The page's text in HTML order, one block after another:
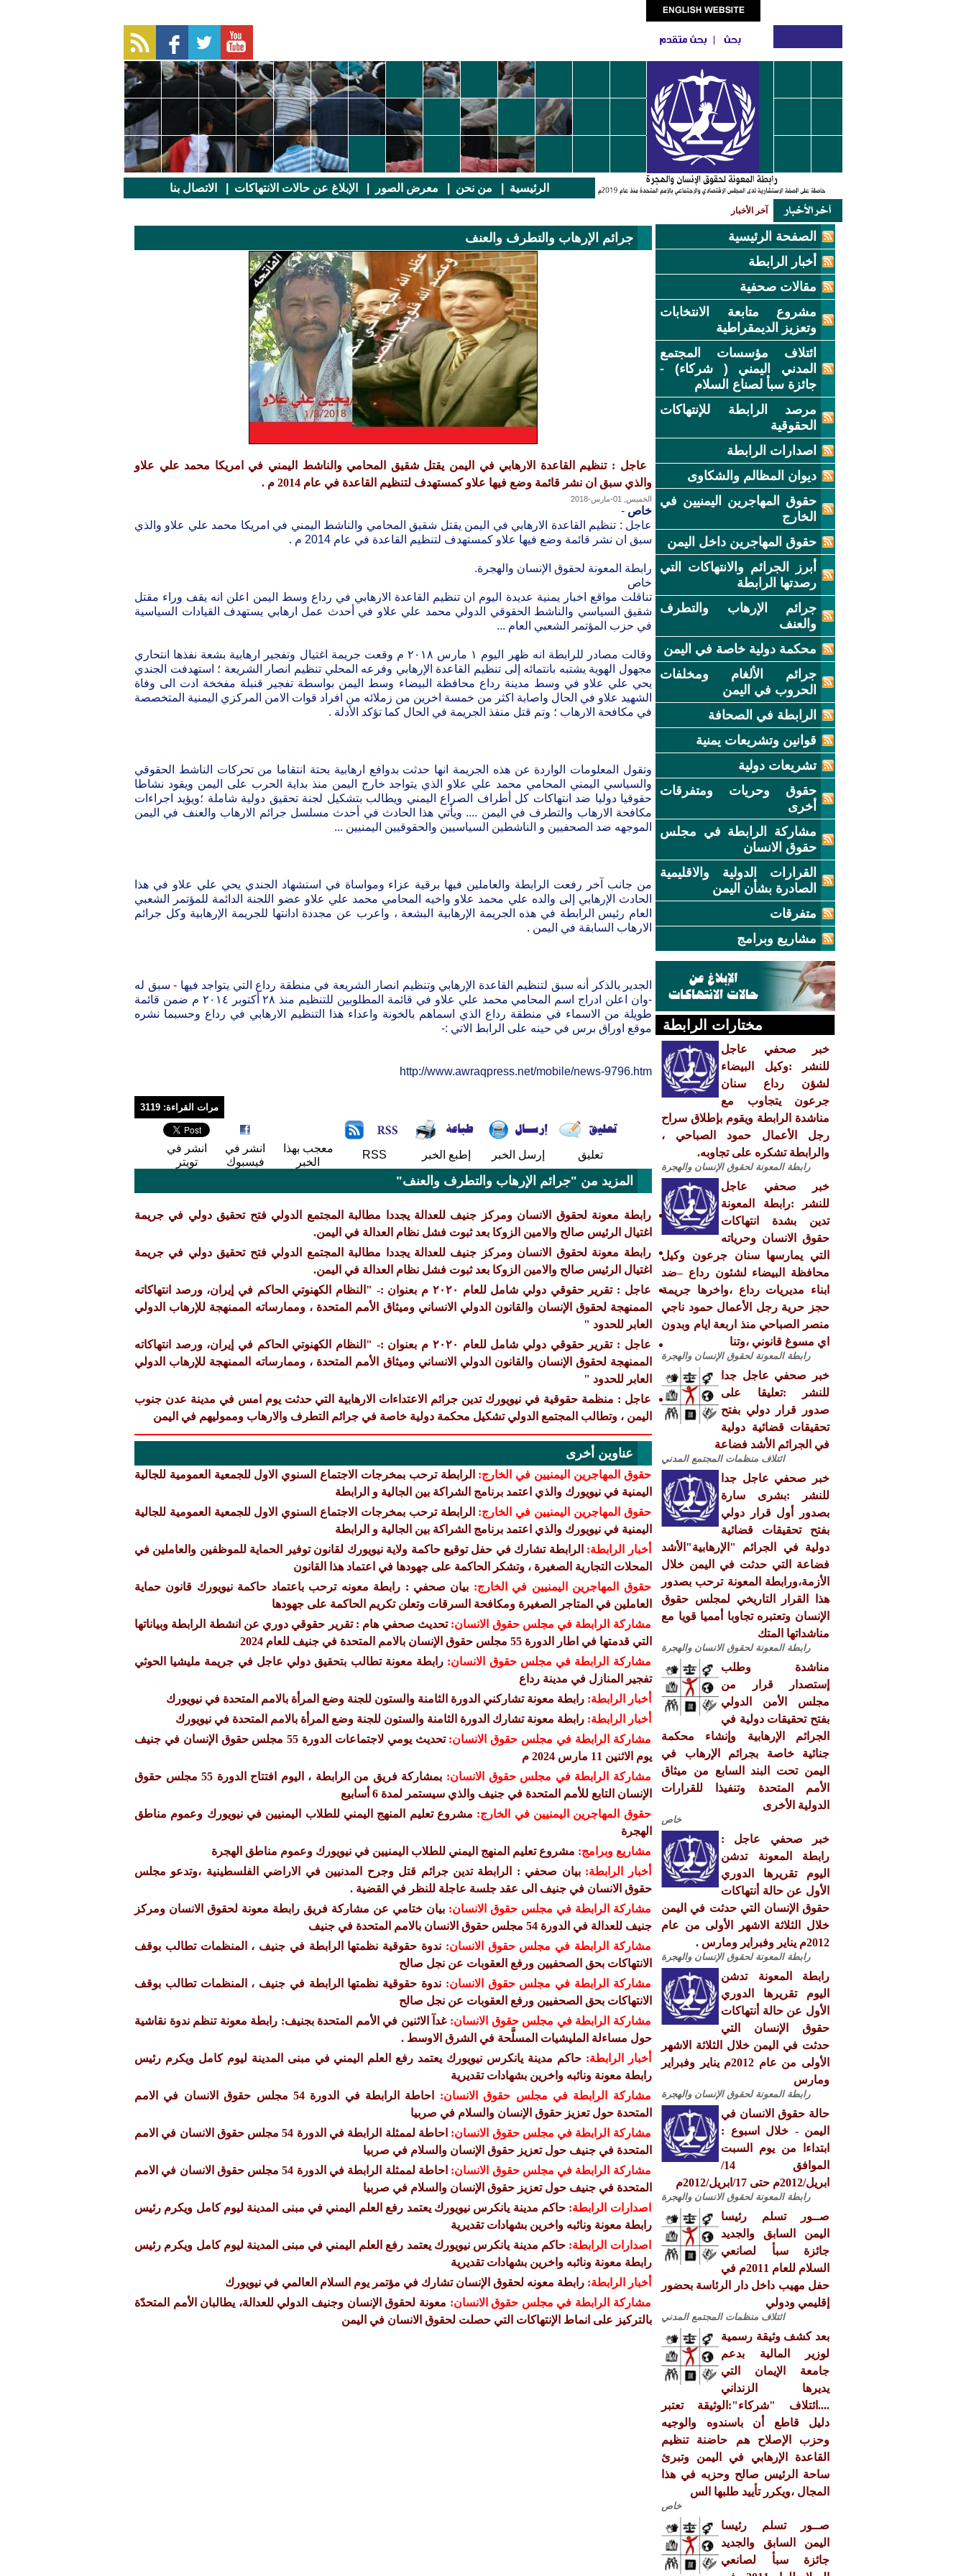
الرئيسية من نحن معرض الصور الإبلاغ عن حالات الانتهاكات الاتصال بنا
آخر الأخبار
الصفحة الرئيسية
أخبار الرابطة
مقالات صحفية
مشروع متابعة الانتخابات
وتعزيز الديمقراطية
ائتلاف مؤسسات المجتمع
المدني اليمني ( شركاء) -
جائزة سبأ لصناع السلام
مرصد الرابطة للإنتهاكات
الحقوقية
اصدارات الرابطة
ديوان المظالم والشكاوى
حقوق المهاجرين اليمنيين في
الخارج
حقوق المهاجرين داخل اليمن
أبرز الجرائم والانتهاكات التي
رصدتها الرابطة
جرائم الإرهاب والتطرف
والعنف
محكمة دولية خاصة في اليمن
جرائم الألغام ومخلفات
الحروب في اليمن
الرابطة في الصحافة
قوانين وتشريعات يمنية
تشريعات دولية
حقوق وحريات ومتفرقات
أخرى
مشاركة الرابطة في مجلس
حقوق الانسان
القرارات الدولية والاقليمية
الصادرة بشأن اليمن
متفرقات
مشاريع وبرامج
مختارات الرابطة
خبر صحفي عاجل
للنشر :وكيل البيضاء
لشؤن رداع سنان
جرعون يتجاوب مع
مناشدة الرابطة ويقوم بإطلاق سراح
رجل الأعمال حمود الصباحي ،
والرابطة تشكره على تجاوبه.
رابطة المعونة لحقوق الإنسان والهجرة
خبر صحفي عاجل
للنشر :رابطة المعونة
تدين بشدة انتهاكات
حقوق الانسان وحرياته
التي يمارسها سنان جرعون وكيل
محافظة البيضاء لشئون رداع –ضد
ابناء مديريات رداع ،واخرها جريمة
حجز حرية رجل الأعمال حمود ناجي
منصر الصباحي منذ اربعة ايام وبدون
اي مسوغ قانوني ،وتنا
رابطة المعونة لحقوق الإنسان والهجرة
خبر صحفي عاجل جدا
للنشر :تعليقا على
صدور قرار دولي بفتح
تحقيقات قضائية دولية
في الجرائم الأشد فضاعة
ائتلاف منظمات المجتمع المدني
خبر صحفي عاجل جدا
للنشر :بشرى سارة
بصدور أول قرار دولي
بفتح تحقيقات قضائية
دولية في الجرائم "الإرهابية"الأشد
فضاعة التي حدثت في اليمن خلال
الأزمة،ورابطة المعونة ترحب بصدور
هذا القرار التاريخي لمجلس حقوق
الإنسان وتعتبره تجاوبا أمميا قويا مع
مناشداتها المتك
رابطة المعونة لحقوق الانسان والهجرة
مناشدة وطلب
إستصدار قرار من
مجلس الأمن الدولي
بفتح تحقيقات دولية في
الجرائم الإرهابية وإنشاء محكمة
جنائية خاصة بجرائم الإرهاب في
اليمن تحت البند السابع من ميثاق
الأمم المتحدة وتنفيذا للقرارات
الدولية الأخرى
خاص
خبر صحفي عاجل :
رابطة المعونة تدشن
اليوم تقريرها الدوري
الأول عن حالة أنتهاكات
حقوق الإنسان التي حدثت في اليمن
خلال الثلاثة الاشهر الأولى من عام
2012م يناير وفبراير ومارس .
رابطة المعونة لحقوق الإنسان والهجرة
رابطة المعونة تدشن
اليوم تقريرها الدوري
الأول عن حالة أنتهاكات
حقوق الإنسان التي
حدثت في اليمن خلال الثلاثة الاشهر
الأولى من عام 2012م يناير وفبراير
ومارس
رابطة المعونة لحقوق الإنسان والهجرة
حالة حقوق الانسان في
اليمن - خلال اسبوع :
ابتداءا من يوم السبت
الموافق 14/
ابريل/2012م حتى 17/ابريل/2012م
رابطة المعونة لحقوق الانسان والهجرة
صــور تسلم رئيسا
اليمن السابق والجديد
جائزة سبأ لصانعي
السلام للعام 2011م في
حفل مهيب داخل دار الرئاسة بحضور
إقليمي ودولي
ائتلاف منظمات المجتمع المدني
بعد كشف وثيقة رسمية
لوزير المالية بدعم
جامعة الإيمان التي
يديرها الزنداني
....ائتلاف "شركاء":الوثيقة تعتبر
دليل قاطع أن باسندوه والوجيه
وحزب الإصلاح هم حاضنة تنظيم
القاعدة الإرهابي في اليمن وتبرئ
ساحة الرئيس صالح وحزبه في هذا
المجال ،ويكرر تأييد طلبها الس
خاص
صــور تسلم رئيسا
اليمن السابق والجديد
جائزة سبأ لصانعي
جرائم الإرهاب والتطرف والعنف
عاجل : تنظيم القاعدة الارهابي في اليمن يقتل شقيق المحامي والناشط اليمني في امريكا محمد علي علاو
والذي سبق ان نشر قائمة وضع فيها علاو كمستهدف لتنظيم القاعدة في عام 2014 م .
الخميس, 01-مارس-2018
خاص -
عاجل : تنظيم القاعدة الارهابي في اليمن يقتل شقيق المحامي والناشط اليمني في امريكا محمد علي علاو والذي
سبق ان نشر قائمة وضع فيها علاو كمستهدف لتنظيم القاعدة في عام 2014 م .
رابطة المعونة لحقوق الإنسان والهجرة.
خاص
تناقلت مواقع اخبار يمنية عديدة اليوم ان تنظيم القاعدة الارهابي في رداع وسط اليمن اعلن انه يقف وراء مقتل
شقيق السياسي والناشط الحقوقي الدولي محمد علي علاو في أحدث عمل ارهابي يستهدف القيادات السياسية
في حزب المؤتمر الشعبي العام ...
وقالت مصادر للرابطة انه ظهر اليوم ١ مارس ٢٠١٨ م وقعت جريمة اغتيال وتفجير ارهابية بشعة نفذها انتحاري
مجهول الهوية يشتبه بانتمائه إلى تنظيم القاعدة الإرهابي وفرعه المحلي تنظيم انصار الشريعة ؛ استهدفت الجندي
يحي علي علاو في وسط مدينة رداع محافظة البيضاء وسط اليمن بواسطة تفجير قنبلة مفخخة ادت الى وفاة
الشهيد علاو في الحال واصابة اكثر من خمسة اخرين من زملائه من افراد قوات الامن المركزي اليمنية المتخصصة
في مكافحة الارهاب ؛ وتم قتل منفذ الجريمة في الحال كما تؤكد الأدلة .
وتقول المعلومات الواردة عن هذه الجريمة انها حدثت بدوافع ارهابية بحتة انتقاما من تحركات الناشط الحقوقي
والسياسي اليمني المحامي محمد علي علاو الذي يتواجد خارج اليمن منذ بداية الحرب على اليمن ويقود نشاطا
حقوقيا دوليا ضد انتهاكات كل أطراف الصراع اليمني ويطالب بتشكيل لجنة تحقيق دولية شاملة ؛ويؤيد اجراءات
مكافحة الارهاب والتطرف في اليمن .... ويأتي هذا الحادث في أحدث مسلسل جرائم الارهاب والعنف في اليمن
الموجهه ضد الصحفيين و الناشطين السياسيين والحقوقيين اليمنيين ...
من جانب آخر رفعت الرابطة والعاملين فيها برقية عزاء ومواساة في استشهاد الجندي يحي علي علاو في هذا
الحادث الإرهابي إلى والده علي محمد علاو واخيه المحامي محمد علي علاو عضو اللجنة الدائمة للمؤتمر الشعبي
العام رئيس الرابطة في هذه الجريمة الإرهابية البشعة ، واعرب عن مجددة ادانتها للجريمة الإرهابية وكل جرائم
الارهاب السابقة في اليمن .
الجدير بالذكر أنه سبق لتنظيم القاعدة الإرهابي وتنظيم انصار الشريعة في منطقة رداع التي يتواجد فيها - سبق له
-وان اعلن ادراج اسم المحامي محمد علي علاو في قائمة المطلوبين للتنظيم منذ ٢٨ أكتوبر ٢٠١٤ م ضمن قائمة
طويلة من الاسماء في منطقة رداع الذي اسماهم بالخونة واعداء هذا التنظيم الارهابي في رداع وحسبما نشره
موقع اوراق برس في حينه على الرابط الاتي :-
http://www.awraqpress.net/mobile/news-9796.htm
مرات القراءة: 3119
تعليق إرسل الخبر إطبع الخبر RSS
معجب بهذا
الخبر
انشر في
فيسبوك
انشر في
تويتر
المزيد من "جرائم الإرهاب والتطرف والعنف"
رابطة معونة لحقوق الانسان ومركز جنيف للعدالة يجددا مطالبة المجتمع الدولي فتح تحقيق دولي في جريمة
اغتيال الرئيس صالح والامين الزوكا بعد ثبوت فشل نظام العدالة في اليمن.
رابطة معونة لحقوق الانسان ومركز جنيف للعدالة يجددا مطالبة المجتمع الدولي فتح تحقيق دولي في جريمة
اغتيال الرئيس صالح والامين الزوكا بعد ثبوت فشل نظام العدالة في اليمن.
عاجل : تقرير حقوقي دولي شامل للعام ٢٠٢٠ م بعنوان :- "النظام الكهنوتي الحاكم في إيران، ورصد انتهاكاته
الممنهجة لحقوق الإنسان والقانون الدولي الانساني وميثاق الأمم المتحدة ، وممارساته الممنهجة للإرهاب الدولي
العابر للحدود "
عاجل : تقرير حقوقي دولي شامل للعام ٢٠٢٠ م بعنوان :- "النظام الكهنوتي الحاكم في إيران، ورصد انتهاكاته
الممنهجة لحقوق الإنسان والقانون الدولي الانساني وميثاق الأمم المتحدة ، وممارساته الممنهجة للإرهاب الدولي
العابر للحدود "
عاجل : منظمة حقوقية في نيويورك تدين جرائم الاعتداءات الارهابية التي حدثت يوم امس في مدينة عدن جنوب
اليمن ، وتطالب المجتمع الدولي تشكيل محكمة دولية خاصة في جرائم التطرف والارهاب ومموليهم في اليمن
عناوين أخرى
حقوق المهاجرين اليمنيين في الخارج: الرابطة ترحب بمخرجات الاجتماع السنوي الاول للجمعية العمومية للجالية
اليمنية في نيويورك والذي اعتمد برنامج الشراكة بين الجالية و الرابطة
حقوق المهاجرين اليمنيين في الخارج: الرابطة ترحب بمخرجات الاجتماع السنوي الاول للجمعية العمومية للجالية
اليمنية في نيويورك والذي اعتمد برنامج الشراكة بين الجالية و الرابطة
أخبار الرابطة: الرابطة تشارك في حفل توقيع حاكمة ولاية نيويورك لقانون توفير الحماية للموظفين والعاملين في
المحلات التجارية الصغيرة ، وتشكر الحاكمة على جهودها في اعتماد هذا القانون
حقوق المهاجرين اليمنيين في الخارج: بيان صحفي : رابطة معونه ترحب باعتماد حاكمة نيويورك قانون حماية
العاملين في المتاجر الصغيرة ومكافحة السرقات وتعلن تكريم الحاكمة على جهودها
مشاركة الرابطة في مجلس حقوق الانسان:تحديث صحفي هام : تقرير حقوقي دوري عن انشطة الرابطة وبياناتها
التي قدمتها في اطار الدورة 55 مجلس حقوق الإنسان بالامم المتحدة في جنيف للعام 2024
مشاركة الرابطة في مجلس حقوق الانسان: رابطة معونة تطالب بتحقيق دولي عاجل في جريمة مليشيا الحوثي
تفجير المنازل في مدينة رداع
أخبار الرابطة:رابطة معونة تشاركني الدورة الثامنة والستون للجنة وضع المرأة بالامم المتحدة في نيويورك
أخبار الرابطة:رابطة معونة تشارك الدورة الثامنة والستون للجنة وضع المرأة بالامم المتحدة في نيويورك
مشاركة الرابطة في مجلس حقوق الانسان:
تحديث يومي لاجتماعات الدورة 55 مجلس حقوق الإنسان في جنيف
يوم الاثنين 11 مارس 2024 م
مشاركة الرابطة في مجلس حقوق الانسان:
بمشاركة فريق من الرابطة ، اليوم افتتاح الدورة 55 مجلس حقوق
الإنسان التابع للأمم المتحدة في جنيف والذي سيستمر لمدة 6 أسابيع
حقوق المهاجرين اليمنيين في الخارج: مشروع تعليم المنهج اليمني للطلاب اليمنيين في نيويورك وعموم مناطق
الهجرة
مشاريع وبرامج: مشروع تعليم المنهج اليمني للطلاب اليمنيين في نيويورك وعموم مناطق الهجرة
أخبار الرابطة:بيان صحفي : الرابطة تدين جرائم قتل وجرح المدنيين في الاراضي الفلسطينية ،وتدعو مجلس
حقوق الانسان في جنيف الى عقد جلسة عاجلة للنظر في القضية .
مشاركة الرابطة في مجلس حقوق الانسان:بيان ختامي عن مشاركة فريق رابطة معونة لحقوق الانسان ومركز
جنيف للعدالة في الدورة 54 مجلس حقوق الانسان بالامم المتحدة في جنيف
مشاركة الرابطة في مجلس حقوق الانسان: ندوة حقوقية نظمتها الرابطة في جنيف ، المنظمات تطالب بوقف
الانتهاكات بحق الصحفيين ورفع العقوبات عن نجل صالح
مشاركة الرابطة في مجلس حقوق الانسان: ندوة حقوقية نظمتها الرابطة في جنيف ، المنظمات تطالب بوقف
الانتهاكات بحق الصحفيين ورفع العقوبات عن نجل صالح
مشاركة الرابطة في مجلس حقوق الانسان:غدآ الاثنين في الأمم المتحدة بجنيف: رابطة معونة تنظم ندوة نقاشية
حول مساءلة المليشيات المسلَّحة في الشرق الاوسط .
أخبار الرابطة:حاكم مدينة يانكرس نيويورك يعتمد رفع العلم اليمني في مبنى المدينة ليوم كامل ويكرم رئيس
رابطة معونة ونائبه واخرين بشهادات تقديرية
مشاركة الرابطة في مجلس حقوق الانسان:
احاطة الرابطة في الدورة 54 مجلس حقوق الانسان في الامم
المتحدة حول تعزيز حقوق الإنسان والسلام في صربيا
مشاركة الرابطة في مجلس حقوق الانسان:
احاطة لممثلة الرابطة في الدورة 54 مجلس حقوق الانسان في الامم
المتحدة في جنيف حول تعزيز حقوق الإنسان والسلام في صربيا
مشاركة الرابطة في مجلس حقوق الانسان:
احاطة لممثلة الرابطة في الدورة 54 مجلس حقوق الانسان في الامم
المتحدة في جنيف حول تعزيز حقوق الإنسان والسلام في صربيا
اصدارات الرابطة:حاكم مدينة يانكرس نيويورك يعتمد رفع العلم اليمني في مبنى المدينة ليوم كامل ويكرم رئيس
رابطة معونة ونائبه واخرين بشهادات تقديرية
اصدارات الرابطة:حاكم مدينة يانكرس نيويورك يعتمد رفع العلم اليمني في مبنى المدينة ليوم كامل ويكرم رئيس
رابطة معونة ونائبه واخرين بشهادات تقديرية
أخبار الرابطة:رابطة معونه لحقوق الإنسان تشارك في مؤتمر يوم السلام العالمي في نيويورك
مشاركة الرابطة في مجلس حقوق الانسان: معونة لحقوق الإنسان وجنيف الدولي للعدالة، يطالبان الأمم المتحدّة
بالتركيز على انماط الإنتهاكات التي حصلت لحقوق الانسان في اليمن